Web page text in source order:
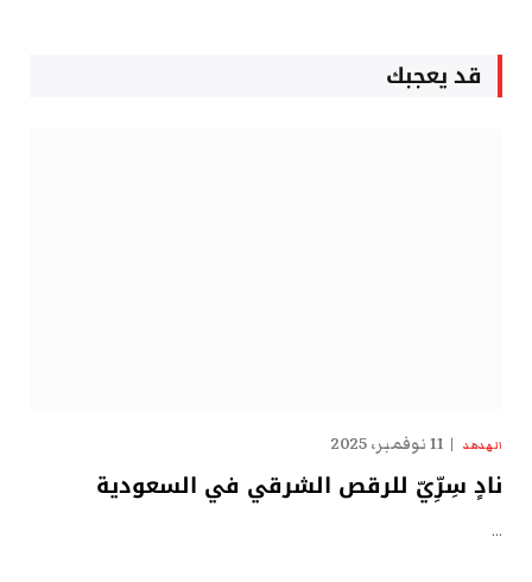
قد يعجبك
الهدهد 11 نوفمبر، 2025
نادٍ سِرِّيّ للرقص الشرقي في السعودية
…